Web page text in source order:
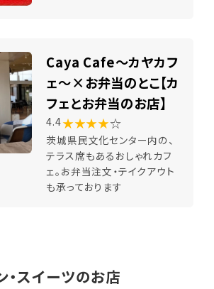
Caya Cafe～カヤカフ
ェ～×お弁当のとこ【カ
フェとお弁当のお店】
4.4★★★★☆
茨城県民文化センター内の、
テラス席もあるおしゃれカフ
ェ。お弁当注文・テイクアウト
も承っております
スイーツのお店